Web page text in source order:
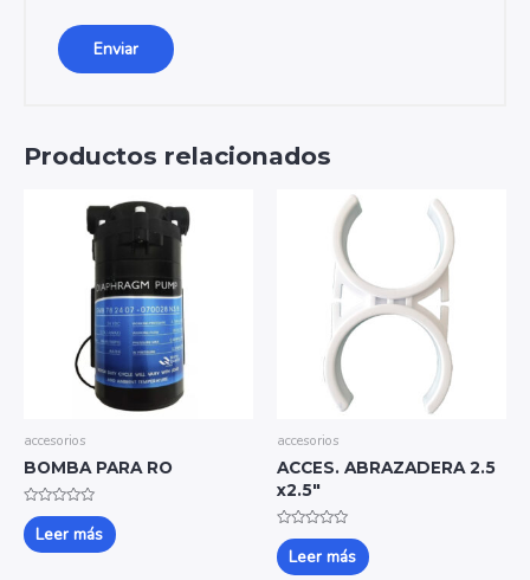
Productos relacionados
accesorios
BOMBA PARA RO
Valorado
con
0
de
Leer más
accesorios
ACCES. ABRAZADERA 2.5
x2.5″
Valorado
con
0
de
Leer más